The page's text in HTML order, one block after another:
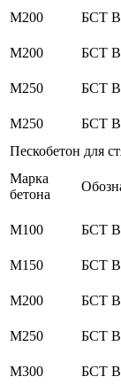
М200
БСТ
М200
БСТ
М250
БСТ
М250
БСТ
Пескобетон для
Марка
бетона
М100
БСТ
М150
БСТ
М200
БСТ
М250
БСТ
М300
БСТ